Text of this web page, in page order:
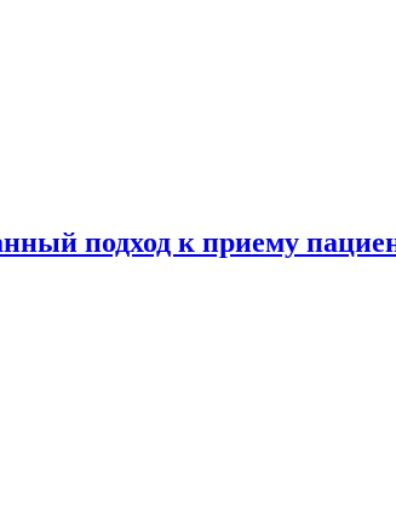
подход к приему